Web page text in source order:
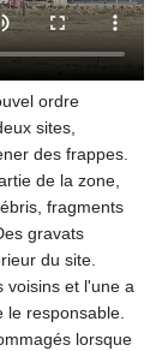
ordre
sites,
des frappes.
de la zone,
fragments
gravats
du site.
voisins et l'une a
responsable.
lorsque